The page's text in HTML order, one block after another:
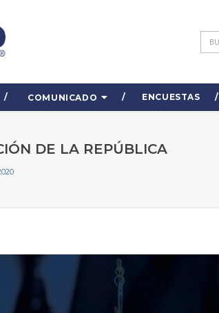
COMUNICADO ENCUESTAS
DE LA REPÚBLICA